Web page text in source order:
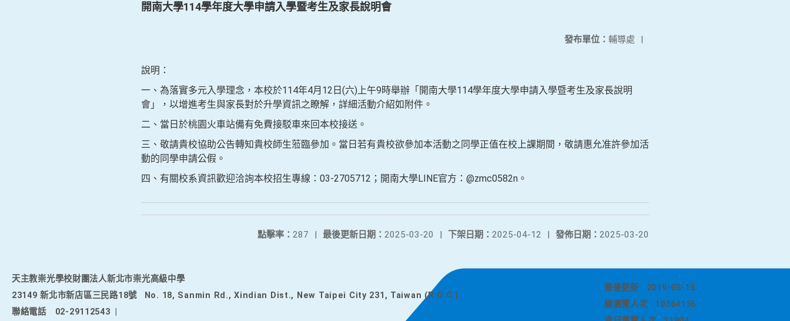
開南大學114學年度大學申請入學暨考生及家長說明會
發布單位： 輔導處 |
說明：
一、為落實多元入學理念，本校於114年4月12日(六)上午9時舉辦「開南大學114學年度大學申請入學暨考生及家長說明
會」，以增進考生與家長對於升學資訊之瞭解，詳細活動介紹如附件。
二、當日於桃園火車站備有免費接駁車來回本校接送。
三、敬請貴校協助公告轉知貴校師生蒞臨參加。當日若有貴校欲參加本活動之同學正值在校上課期間，敬請惠允准許參加活
動的同學申請公假。
四、有關校系資訊歡迎洽詢本校招生專線：03-2705712；開南大學LINE官方：@zmc0582n。
發佈日期： 2025-03-20
下架日期： 2025-04-12 |
最後更新日期： 2025-03-20 |
點擊率： 287 |
天主教崇光學校財團法人新北市崇光高級中學
23149 新北市新店區三民路18號
No. 18, Sanmin Rd., Xindian Dist., New Taipei City 231, Taiwan (R.O.C.)
聯絡電話
02-29112543
最後更新
2019-05-15
總瀏覽人次
10364136